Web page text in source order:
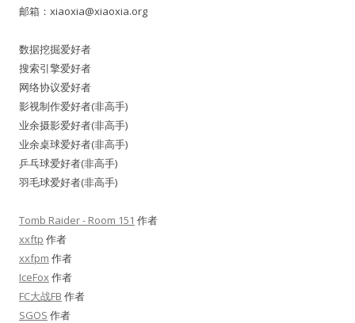
邮箱： xiaoxia@xiaoxia.org
数据挖掘爱好者
搜索引擎爱好者
网络协议爱好者
影视制作爱好者(非高手)
业余摄影爱好者(非高手)
业余桌球爱好者(非高手)
乒乓球爱好者(非高手)
羽毛球爱好者(非高手)
Tomb Raider - Room 151 作者
xxftp 作者
xxfpm 作者
IceFox作者
FC大战FB 作者
SGOS 作者